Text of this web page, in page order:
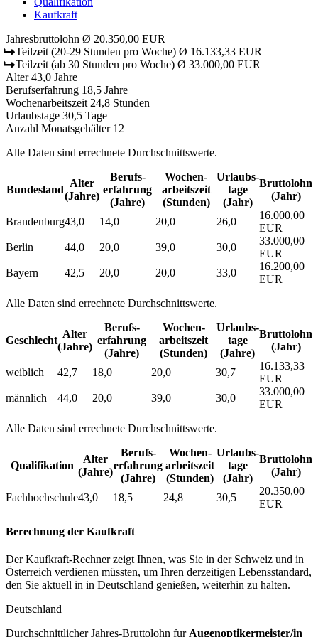
Kaufkraft
Jahresbruttolohn Ø 20.350,00 EUR
Teilzeit (20-29 Stunden pro Woche) Ø 16.133,33 EUR
Teilzeit (ab 30 Stunden pro Woche) Ø 33.000,00 EUR
Alter 43,0 Jahre
Berufserfahrung 18,5 Jahre
Wochenarbeitszeit 24,8 Stunden
Urlaubstage 30,5 Tage
Anzahl Monatsgehälter 12
Alle Daten sind errechnete Durchschnittswerte.
Bundesland
Alter
(Jahre)
Berufs­
erfahrung
(Jahre)
Wochen­
arbeitszeit
(Stunden)
Urlaubs­
tage
(Jahr)
Bruttolohn
(Jahr)
Brandenburg43,0 14,0 20,0 26,0
16.000,00
EUR
Berlin
44,0 20,0 39,0 30,0
33.000,00
EUR
Bayern
42,5 20,0 20,0 33,0
16.200,00
EUR
Alle Daten sind errechnete Durchschnittswerte.
Geschlecht
Alter
(Jahre)
Berufs­
erfahrung
(Jahre)
Wochen­
arbeitszeit
(Stunden)
Urlaubs­
tage
(Jahre)
Bruttolohn
(Jahr)
weiblich 42,7 18,0 20,0 30,7
16.133,33
EUR
männlich
44,0 20,0 39,0 30,0
33.000,00
EUR
Alle Daten sind errechnete Durchschnittswerte.
Qualifikation
Alter
(Jahre)
Berufs­
erfahrung
(Jahre)
Wochen­
arbeitszeit
(Stunden)
Urlaubs­
tage
(Jahr)
Bruttolohn
(Jahr)
Fachhochschule43,0 18,5 24,8 30,5
20.350,00
EUR
Berechnung der Kaufkraft
Der Kaufkraft-Rechner zeigt Ihnen, was Sie in der Schweiz und in
Österreich verdienen müssten, um Ihren derzeitigen Lebensstandard,
den Sie aktuell in in Deutschland genießen, weiterhin zu halten.
Deutschland
Durchschnittlicher Jahres-Bruttolohn furAugenoptikermeister/in